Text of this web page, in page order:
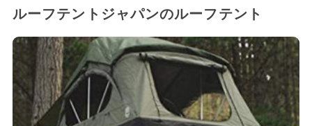
ルーフテントジャパンのルーフテント